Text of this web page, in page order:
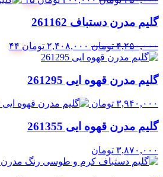
۳۵۰,۰۰۰ تومان۳۰۰,۰۰۰ تومان.
گلیم مدرن دستباف 261162
۴,۲۵۰,۰۰۰ تومان قیمت
اصلی:
بود.
۲,۴۰۸,۰۰۰ تومان قیمت
۴۴
گلیم مدرن قهوه ایی 261295
۳,۹۴۰,۰۰۰ تومان
گلیم مدرن قهوه ایی 261355
۳,۸۷۰,۰۰۰ تومان